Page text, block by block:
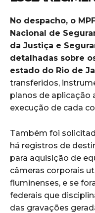
No despacho, o
Nacional de
da Justiça e
detalhadas sobre
estado do Rio de
transferidos,
planos de aplicação
execução de cada
Também foi
há registros de
para aquisição de
câmeras corporais
fluminenses, e se
federais que
das gravações